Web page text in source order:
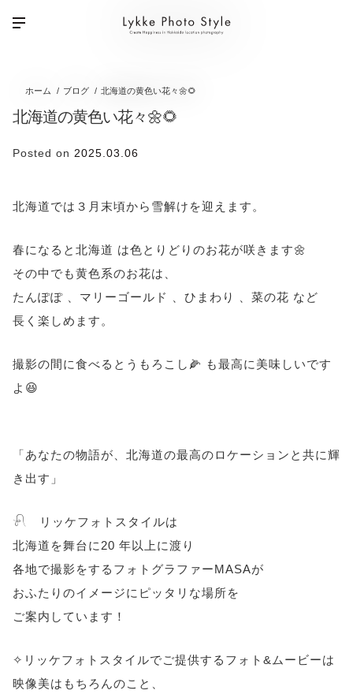
ホーム ブログ 北海道の黄色い花々🌼🌻
北海道の黄色い花々🌼🌻
Posted on 2025.03.06
北海道では３月末頃から雪解けを迎えます。
春になると北海道 は色とりどりのお花が咲きます🌼
その中でも黄色系のお花は、
たんぽぽ 、マリーゴールド 、ひまわり 、菜の花 など
長く楽しめます。
撮影の間に食べるとうもろこし🌽 も最高に美味しいです
よ😆
「あなたの物語が、北海道の最高のロケーションと共に輝
き出す」
𓍯 リッケフォトスタイルは
北海道を舞台に20 年以上に渡り
各地で撮影をするフォトグラファーMASAが
おふたりのイメージにピッタリな場所を
ご案内しています！
✧リッケフォトスタイルでご提供するフォト&ムービーは
映像美はもちろんのこと、